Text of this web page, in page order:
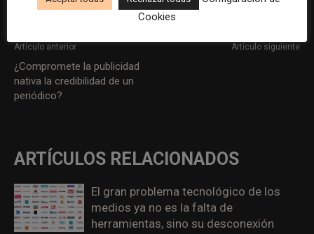
ETIQUETAS Google Analytics News Consumer Insights
Artículo anterior
¿Compromete la publicidad
nativa la credibilidad de un
periódico?
Artículo siguiente
ARTÍCULOS RELACIONADOS
El gran problema tecnológico de los
medios ya no es la falta de
herramientas, sino su desconexión
Cookies